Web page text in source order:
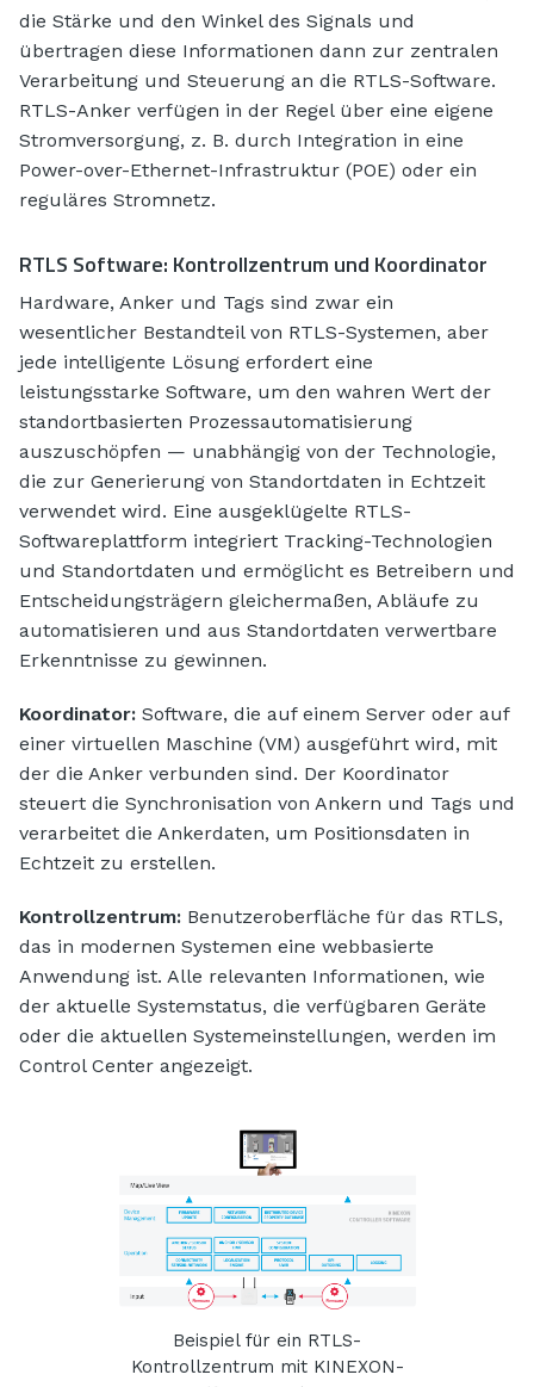
die Stärke und den Winkel des Signals und
übertragen diese Informationen dann zur zentralen
Verarbeitung und Steuerung an die RTLS-Software.
RTLS-Anker verfügen in der Regel über eine eigene
Stromversorgung, z. B. durch Integration in eine
Power-over-Ethernet-Infrastruktur (POE) oder ein
reguläres Stromnetz.
RTLS Software: Kontrollzentrum und Koordinator
Hardware, Anker und Tags sind zwar ein
wesentlicher Bestandteil von RTLS-Systemen, aber
jede intelligente Lösung erfordert eine
leistungsstarke Software, um den wahren Wert der
standortbasierten Prozessautomatisierung
auszuschöpfen — unabhängig von der Technologie,
die zur Generierung von Standortdaten in Echtzeit
verwendet wird. Eine ausgeklügelte RTLS-
Softwareplattform integriert Tracking-Technologien
und Standortdaten und ermöglicht es Betreibern und
Entscheidungsträgern gleichermaßen, Abläufe zu
automatisieren und aus Standortdaten verwertbare
Erkenntnisse zu gewinnen.
Koordinator: Software, die auf einem Server oder auf
einer virtuellen Maschine (VM) ausgeführt wird, mit
der die Anker verbunden sind. Der Koordinator
steuert die Synchronisation von Ankern und Tags und
verarbeitet die Ankerdaten, um Positionsdaten in
Echtzeit zu erstellen.
Kontrollzentrum: Benutzeroberfläche für das RTLS,
das in modernen Systemen eine webbasierte
Anwendung ist. Alle relevanten Informationen, wie
der aktuelle Systemstatus, die verfügbaren Geräte
oder die aktuellen Systemeinstellungen, werden im
Control Center angezeigt.
Beispiel für ein RTLS-
Kontrollzentrum mit KINEXON-